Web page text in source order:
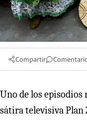
Compartir
Uno de los episodios
sátira televisiva Plan